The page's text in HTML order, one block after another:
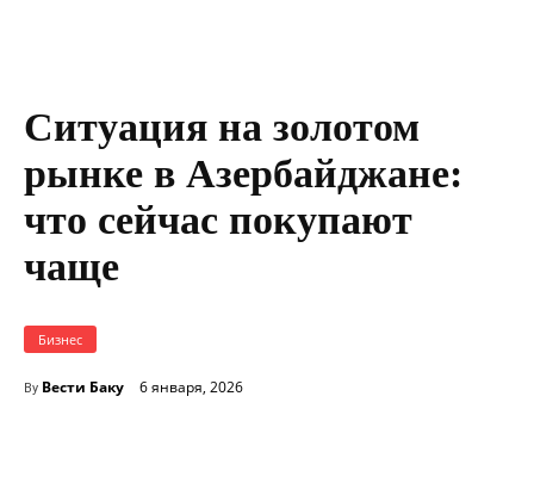
Ситуация на золотом
рынке в Азербайджане:
что сейчас покупают
чаще
Бизнес
By Вести Баку 6 января, 2026